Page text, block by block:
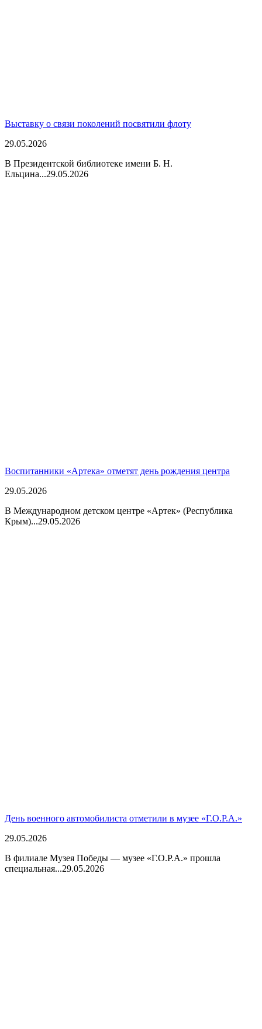
Выставку о связи поколений посвятили флоту
29.05.2026
В Президентской библиотеке имени Б. Н.
Ельцина...29.05.2026
Воспитанники «Артека» отметят день рождения центра
29.05.2026
В Международном детском центре «Артек» (Республика
Крым)...29.05.2026
День военного автомобилиста отметили в музее «Г.О.Р.А.»
29.05.2026
В филиале Музея Победы — музее «Г.О.Р.А.» прошла
специальная...29.05.2026